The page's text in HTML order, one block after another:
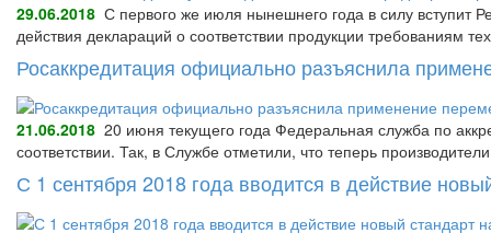
29.06.2018 С первого же июля нынешнего года в силу вступит
действия деклараций о соответствии продукции требованиям
Росаккредитация официально разъяснила
21.06.2018 20 июня текущего года Федеральная служба по
соответствии. Так, в Службе отметили, что теперь
С 1 сентября 2018 года вводится в действие